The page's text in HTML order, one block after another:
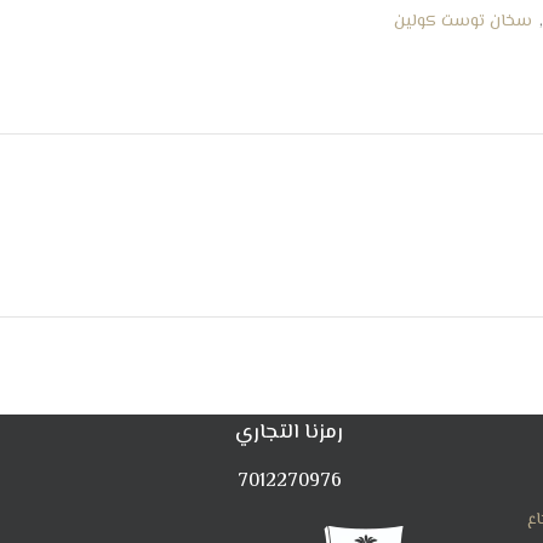
, سخان توست كولين
رمزنا التجاري
7012270976